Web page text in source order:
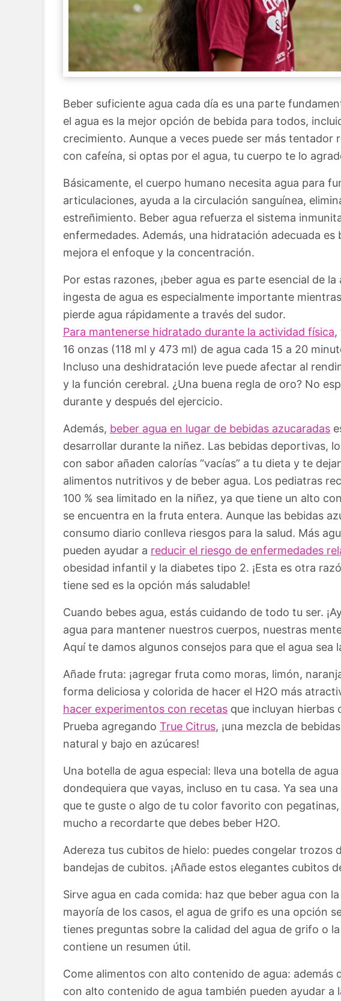
Beber suficiente agua cada día es una parte
el agua es la mejor opción de bebida para todos,
crecimiento. Aunque a veces puede ser más tentador
con cafeína, si optas por el agua, tu cuerpo te lo
Básicamente, el cuerpo humano necesita agua para
articulaciones, ayuda a la circulación sanguínea,
estreñimiento. Beber agua refuerza el sistema
enfermedades. Además, una hidratación adecuada es
mejora el enfoque y la concentración.
Por estas razones, ¡beber agua es parte esencial de
ingesta de agua es especialmente importante
pierde agua rápidamente a través del sudor.
Para mantenerse hidratado durante la actividad física,
16 onzas (118 ml y 473 ml) de agua cada 15 a 20
Incluso una deshidratación leve puede afectar al
y la función cerebral. ¿Una buena regla de oro? No
durante y después del ejercicio.
Además, beber agua en lugar de bebidas azucaradas
desarrollar durante la niñez. Las bebidas deportivas,
con sabor añaden calorías “vacías” a tu dieta y te
alimentos nutritivos y de beber agua. Los pediatras
100 % sea limitado en la niñez, ya que tiene un alto
se encuentra en la fruta entera. Aunque las bebidas
consumo diario conlleva riesgos para la salud. Más
pueden ayudar a reducir el riesgo de enfermedades
obesidad infantil y la diabetes tipo 2. ¡Esta es otra
tiene sed es la opción más saludable!
Cuando bebes agua, estás cuidando de todo tu ser.
agua para mantener nuestros cuerpos, nuestras
Aquí te damos algunos consejos para que el agua sea
Añade fruta: ¡agregar fruta como moras, limón,
forma deliciosa y colorida de hacer el H2O más
hacer experimentos con recetas que incluyan hierbas
Prueba agregando True Citrus, ¡una mezcla de
natural y bajo en azúcares!
Una botella de agua especial: lleva una botella de
dondequiera que vayas, incluso en tu casa. Ya sea
que te guste o algo de tu color favorito con
mucho a recordarte que debes beber H2O.
Adereza tus cubitos de hielo: puedes congelar trozos
bandejas de cubitos. ¡Añade estos elegantes cubitos
Sirve agua en cada comida: haz que beber agua con
mayoría de los casos, el agua de grifo es una opción
tienes preguntas sobre la calidad del agua de grifo o
contiene un resumen útil.
Come alimentos con alto contenido de agua: además
con alto contenido de agua también pueden ayudar a